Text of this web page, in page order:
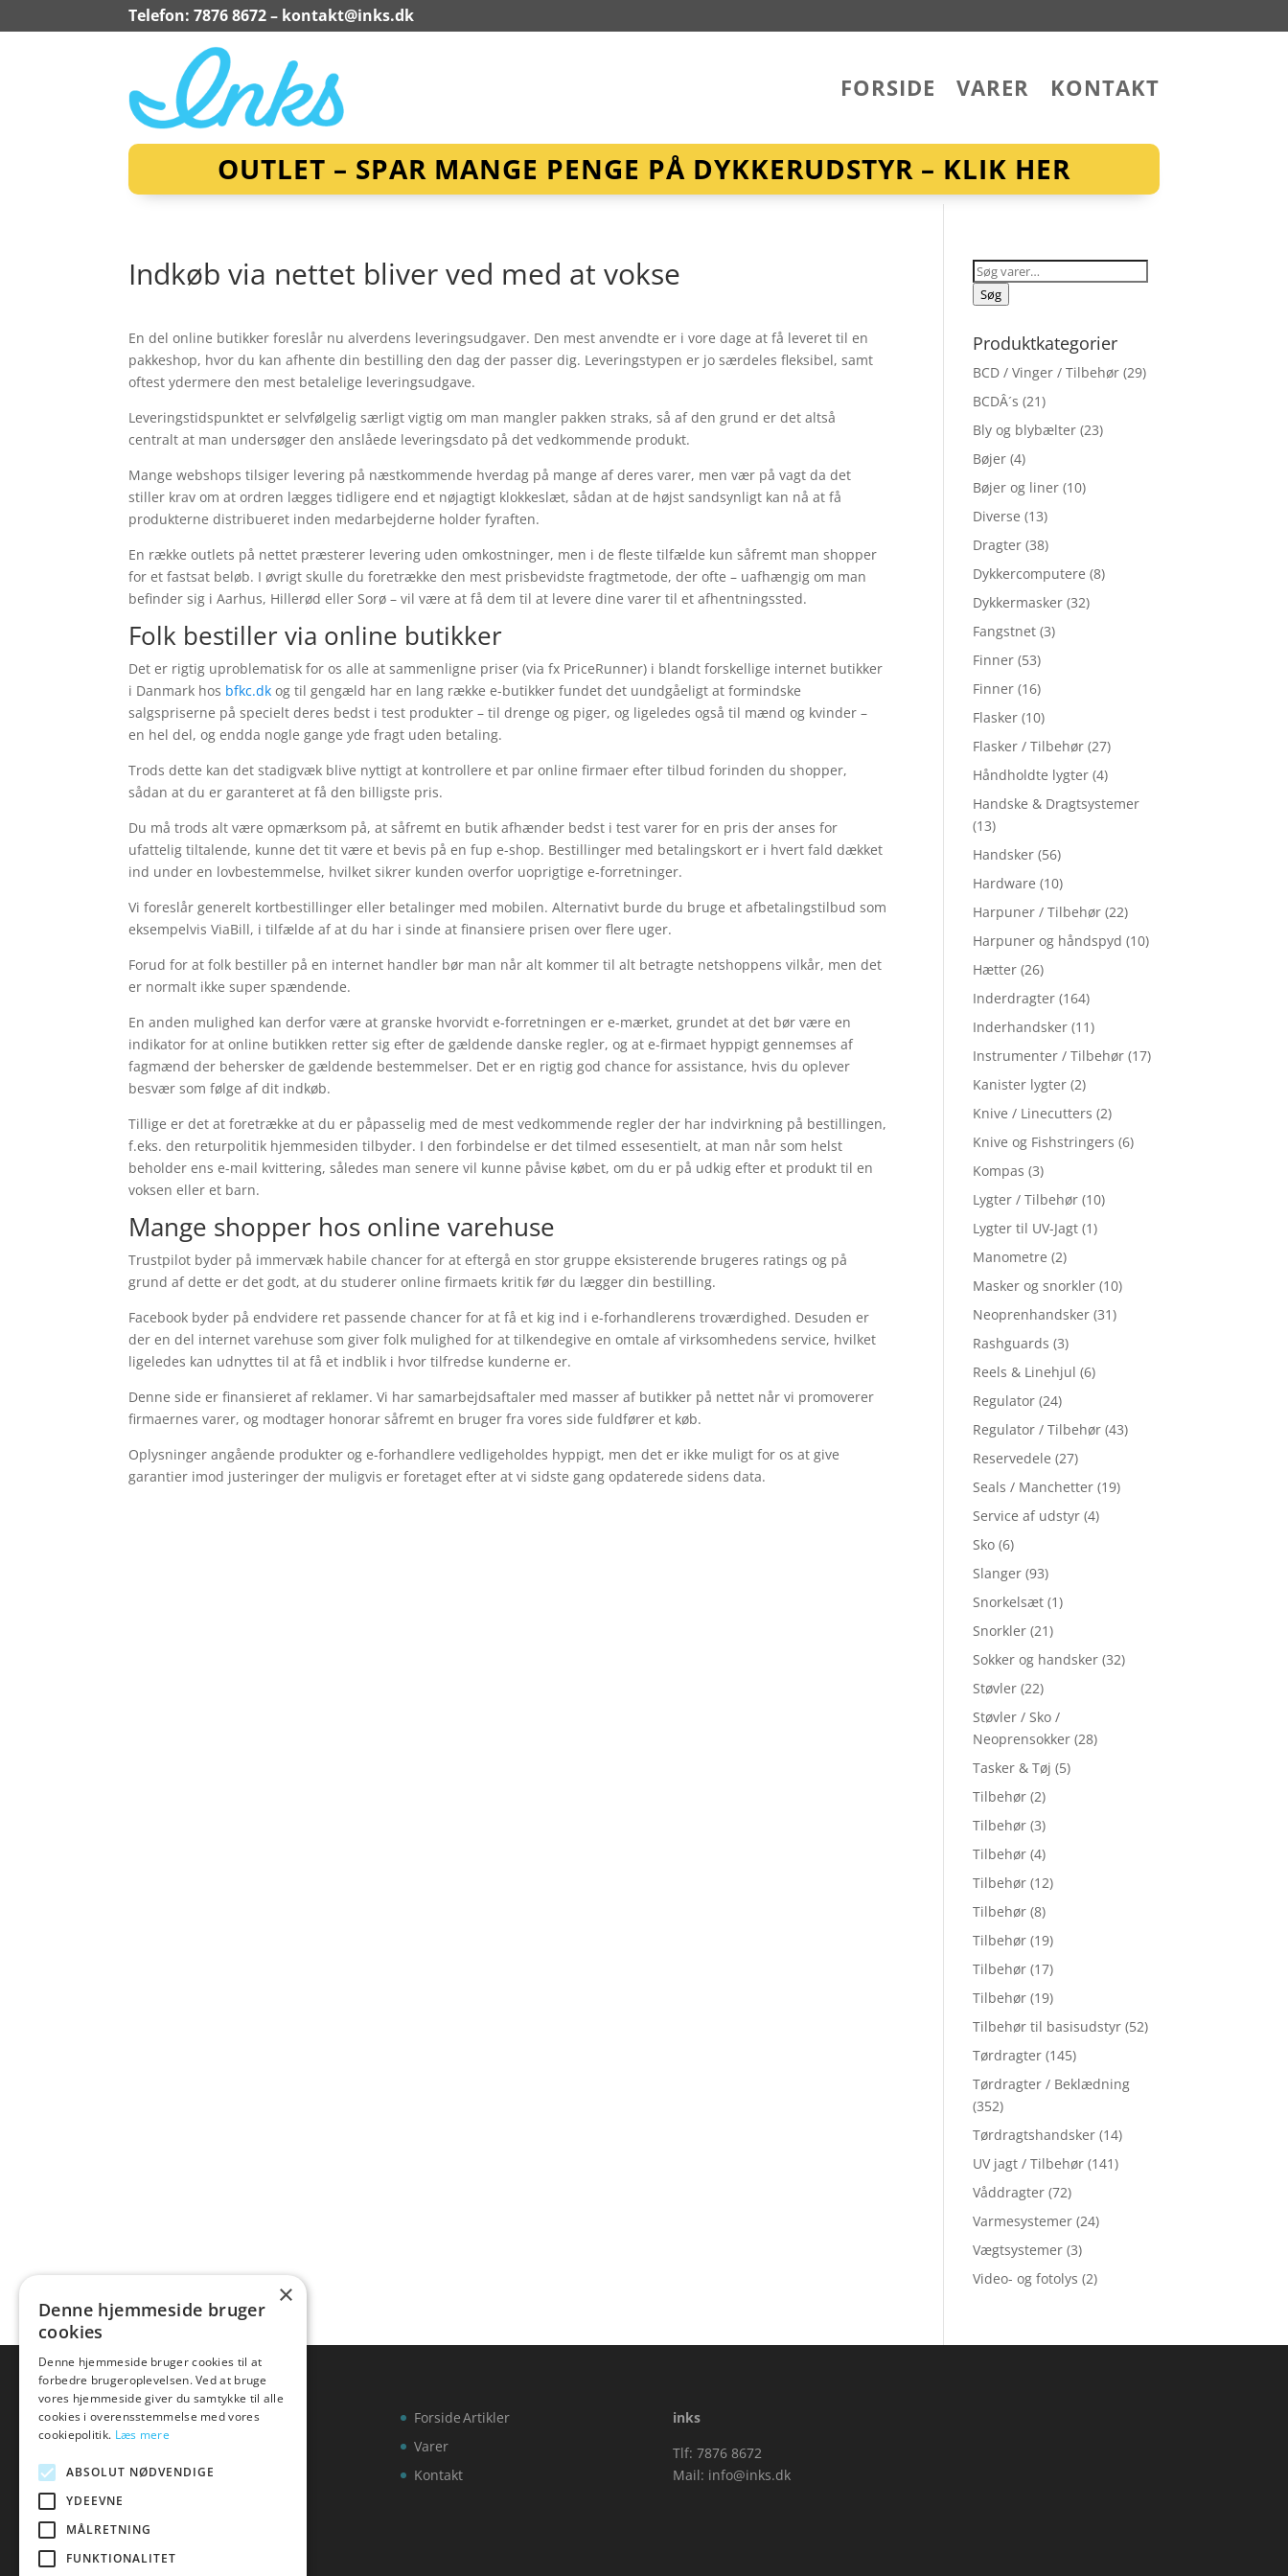
Telefon: 7876 8672 – kontakt@inks.dk
FORSIDE VARER KONTAKT
OUTLET – SPAR MANGE PENGE PÅ DYKKERUDSTYR – KLIK HER
Indkøb via nettet bliver ved med at vokse
En del online butikker foreslår nu alverdens leveringsudgaver. Den mest anvendte er i vore dage at få leveret til en
pakkeshop, hvor du kan afhente din bestilling den dag der passer dig. Leveringstypen er jo særdeles fleksibel, samt
oftest ydermere den mest betalelige leveringsudgave.
Leveringstidspunktet er selvfølgelig særligt vigtig om man mangler pakken straks, så af den grund er det altså
centralt at man undersøger den anslåede leveringsdato på det vedkommende produkt.
Mange webshops tilsiger levering på næstkommende hverdag på mange af deres varer, men vær på vagt da det
stiller krav om at ordren lægges tidligere end et nøjagtigt klokkeslæt, sådan at de højst sandsynligt kan nå at få
produkterne distribueret inden medarbejderne holder fyraften.
En række outlets på nettet præsterer levering uden omkostninger, men i de fleste tilfælde kun såfremt man shopper
for et fastsat beløb. I øvrigt skulle du foretrække den mest prisbevidste fragtmetode, der ofte – uafhængig om man
befinder sig i Aarhus, Hillerød eller Sorø – vil være at få dem til at levere dine varer til et afhentningssted.
Folk bestiller via online butikker
Det er rigtig uproblematisk for os alle at sammenligne priser (via fx PriceRunner) i blandt forskellige internet butikker
i Danmark hos bfkc.dk og til gengæld har en lang række e-butikker fundet det uundgåeligt at formindske
salgspriserne på specielt deres bedst i test produkter – til drenge og piger, og ligeledes også til mænd og kvinder –
en hel del, og endda nogle gange yde fragt uden betaling.
Trods dette kan det stadigvæk blive nyttigt at kontrollere et par online firmaer efter tilbud forinden du shopper,
sådan at du er garanteret at få den billigste pris.
Du må trods alt være opmærksom på, at såfremt en butik afhænder bedst i test varer for en pris der anses for
ufattelig tiltalende, kunne det tit være et bevis på en fup e-shop. Bestillinger med betalingskort er i hvert fald dækket
ind under en lovbestemmelse, hvilket sikrer kunden overfor uoprigtige e-forretninger.
Vi foreslår generelt kortbestillinger eller betalinger med mobilen. Alternativt burde du bruge et afbetalingstilbud som
eksempelvis ViaBill, i tilfælde af at du har i sinde at finansiere prisen over flere uger.
Forud for at folk bestiller på en internet handler bør man når alt kommer til alt betragte netshoppens vilkår, men det
er normalt ikke super spændende.
En anden mulighed kan derfor være at granske hvorvidt e-forretningen er e-mærket, grundet at det bør være en
indikator for at online butikken retter sig efter de gældende danske regler, og at e-firmaet hyppigt gennemses af
fagmænd der behersker de gældende bestemmelser. Det er en rigtig god chance for assistance, hvis du oplever
besvær som følge af dit indkøb.
Tillige er det at foretrække at du er påpasselig med de mest vedkommende regler der har indvirkning på bestillingen,
f.eks. den returpolitik hjemmesiden tilbyder. I den forbindelse er det tilmed essesentielt, at man når som helst
beholder ens e-mail kvittering, således man senere vil kunne påvise købet, om du er på udkig efter et produkt til en
voksen eller et barn.
Mange shopper hos online varehuse
Trustpilot byder på immervæk habile chancer for at eftergå en stor gruppe eksisterende brugeres ratings og på
grund af dette er det godt, at du studerer online firmaets kritik før du lægger din bestilling.
Facebook byder på endvidere ret passende chancer for at få et kig ind i e-forhandlerens troværdighed. Desuden er
der en del internet varehuse som giver folk mulighed for at tilkendegive en omtale af virksomhedens service, hvilket
ligeledes kan udnyttes til at få et indblik i hvor tilfredse kunderne er.
Denne side er finansieret af reklamer. Vi har samarbejdsaftaler med masser af butikker på nettet når vi promoverer
firmaernes varer, og modtager honorar såfremt en bruger fra vores side fuldfører et køb.
Oplysninger angående produkter og e-forhandlere vedligeholdes hyppigt, men det er ikke muligt for os at give
garantier imod justeringer der muligvis er foretaget efter at vi sidste gang opdaterede sidens data.
Søg
efter:
Søg
Produktkategorier
BCD / Vinger / Tilbehør (29)
BCDÂ´s (21)
Bly og blybælter (23)
Bøjer (4)
Bøjer og liner (10)
Diverse (13)
Dragter (38)
Dykkercomputere (8)
Dykkermasker (32)
Fangstnet (3)
Finner (53)
Finner (16)
Flasker (10)
Flasker / Tilbehør (27)
Håndholdte lygter (4)
Handske & Dragtsystemer
(13)
Handsker (56)
Hardware (10)
Harpuner / Tilbehør (22)
Harpuner og håndspyd (10)
Hætter (26)
Inderdragter (164)
Inderhandsker (11)
Instrumenter / Tilbehør (17)
Kanister lygter (2)
Knive / Linecutters (2)
Knive og Fishstringers (6)
Kompas (3)
Lygter / Tilbehør (10)
Lygter til UV-Jagt (1)
Manometre (2)
Masker og snorkler (10)
Neoprenhandsker (31)
Rashguards (3)
Reels & Linehjul (6)
Regulator (24)
Regulator / Tilbehør (43)
Reservedele (27)
Seals / Manchetter (19)
Service af udstyr (4)
Sko (6)
Slanger (93)
Snorkelsæt (1)
Snorkler (21)
Sokker og handsker (32)
Støvler (22)
Støvler / Sko /
Neoprensokker (28)
Tasker & Tøj (5)
Tilbehør (2)
Tilbehør (3)
Tilbehør (4)
Tilbehør (12)
Tilbehør (8)
Tilbehør (19)
Tilbehør (17)
Tilbehør (19)
Tilbehør til basisudstyr (52)
Tørdragter (145)
Tørdragter / Beklædning
(352)
Tørdragtshandsker (14)
UV jagt / Tilbehør (141)
Våddragter (72)
Varmesystemer (24)
Vægtsystemer (3)
Video- og fotolys (2)
Forside
Varer
Kontakt
Artikler
inks
Tlf: 7876 8672
Mail: info@inks.dk
×
Denne hjemmeside bruger
cookies
Denne hjemmeside bruger cookies til at
forbedre brugeroplevelsen. Ved at bruge
vores hjemmeside giver du samtykke til alle
cookies i overensstemmelse med vores
cookiepolitik. Læs mere
ABSOLUT NØDVENDIGE
YDEEVNE
MÅLRETNING
FUNKTIONALITET